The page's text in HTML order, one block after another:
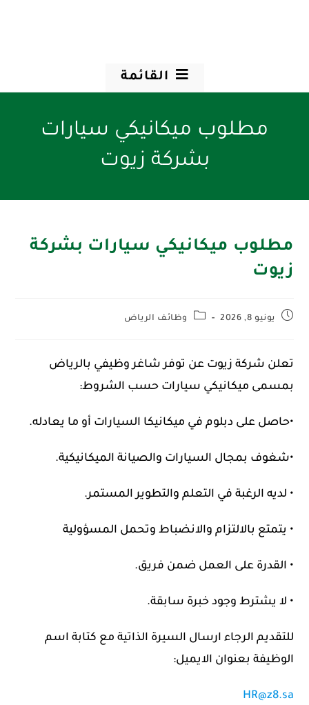
القائمة
مطلوب ميكانيكي سيارات
بشركة زيوت
مطلوب ميكانيكي سيارات بشركة
زيوت
يونيو 8, 2026 وظائف الرياض
تعلن شركة زيوت عن توفر شاغر وظيفي بالرياض
بمسمى ميكانيكي سيارات حسب الشروط:
•حاصل على دبلوم في ميكانيكا السيارات أو ما يعادله.
•شغوف بمجال السيارات والصيانة الميكانيكية.
• لديه الرغبة في التعلم والتطوير المستمر.
• يتمتع بالالتزام والانضباط وتحمل المسؤولية
• القدرة على العمل ضمن فريق.
• لا يشترط وجود خبرة سابقة.
للتقديم الرجاء ارسال السيرة الذاتية مع كتابة اسم
الوظيفة بعنوان الايميل:
HR@z8.sa